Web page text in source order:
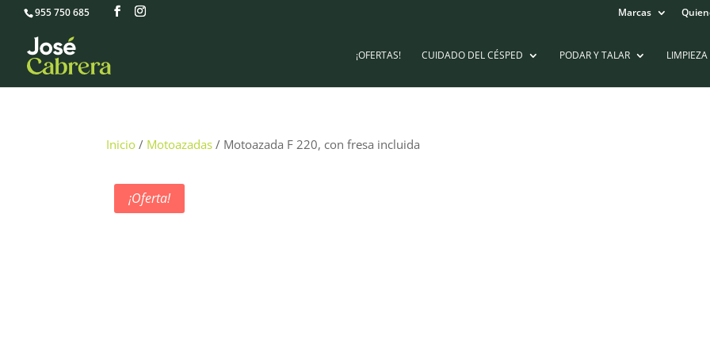
955 750 685 Marcas
¡OFERTAS! CUIDADO DEL CÉSPED PODAR Y TALAR LIMPIEZA
Inicio / Motoazadas / Motoazada F 220, con fresa incluida
¡Oferta!